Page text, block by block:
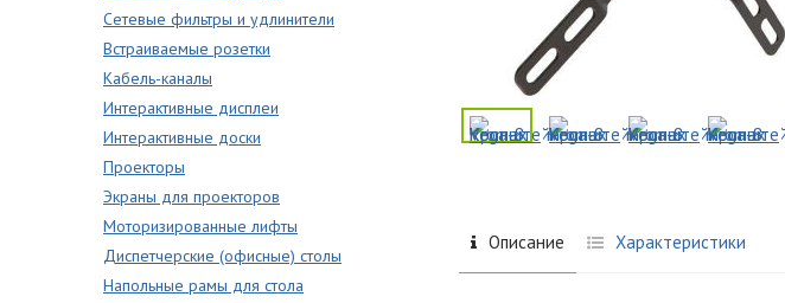
Сетевые фильтры и удлинители
Встраиваемые розетки
Кабель-каналы
Интерактивные дисплеи
Интерактивные доски
Проекторы
Экраны для проекторов
Моторизированные лифты
Диспетчерские (офисные) столы
Напольные рамы для стола
Описание Характеристики